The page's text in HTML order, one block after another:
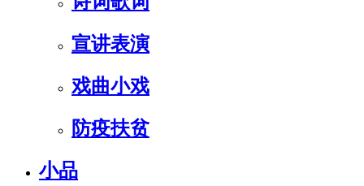
宣讲表演
戏曲小戏
防疫扶贫
小品